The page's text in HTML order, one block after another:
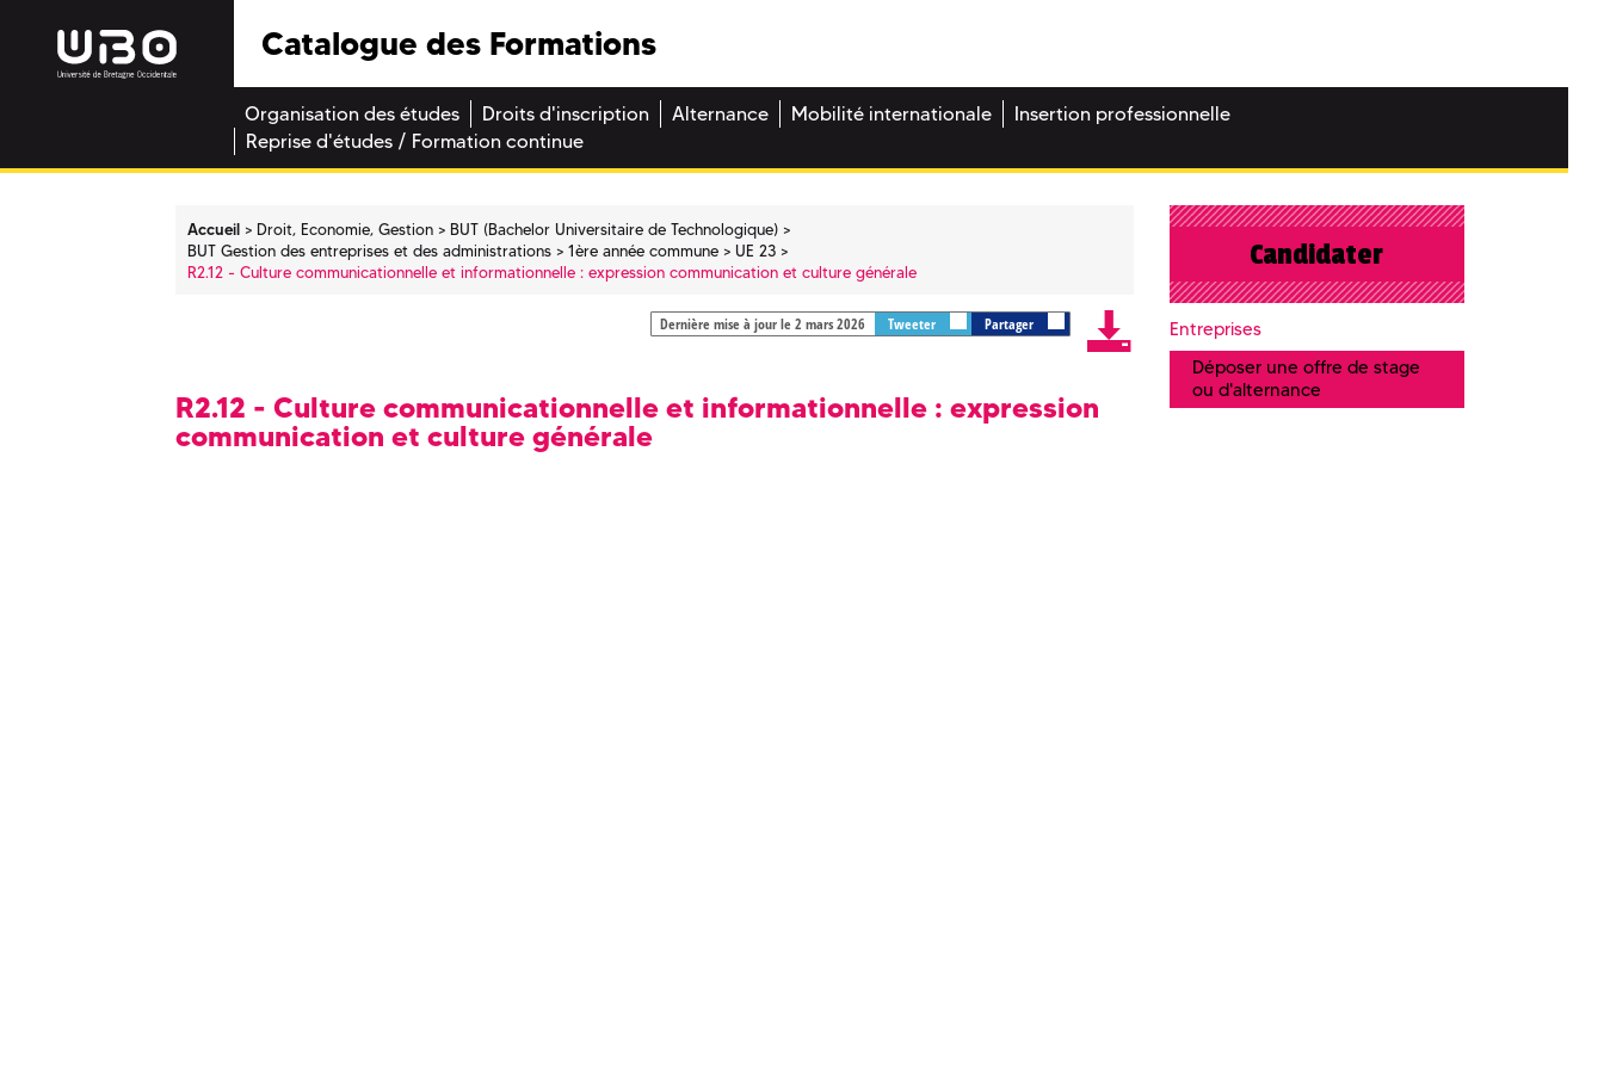
Catalogue des Formations
Organisation des études Droits d'inscription Alternance Mobilité internationale
Insertion professionnelle
Reprise d'études / Formation continue
Accueil Droit, Economie, Gestion
BUT (Bachelor Universitaire de Technologique)
BUT Gestion des entreprises et des administrations
1ère année commune
UE 23
R2.12 - Culture communicationnelle et informationnelle : expression communication et culture générale
Dernière mise à jour le 2 mars 2026 Tweeter Partager
R2.12 - Culture communicationnelle et informationnelle : expression
communication et culture générale
Candidater
Entreprises
Déposer une offre de stage
ou d'alternance